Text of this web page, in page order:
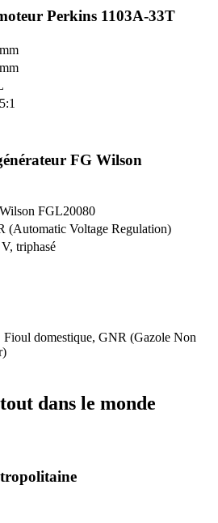
Perkins 1103A-33T
FG Wilson
FGL20080
(Automatic Voltage Regulation)
triphasé
Fioul domestique, GNR (Gazole Non
dans le monde